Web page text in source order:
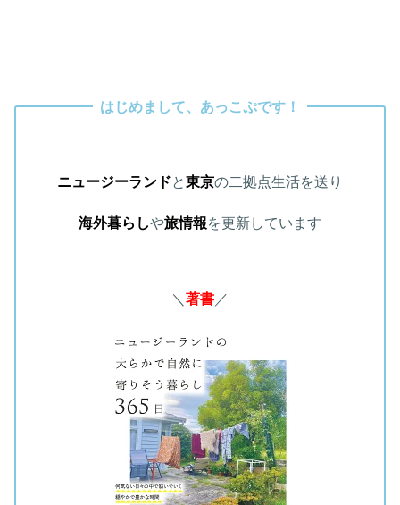
はじめまして、あっこぷです！
ニュージーランドと東京の二拠点生活を送り
海外暮らしや旅情報を更新しています
＼ 著書 ／